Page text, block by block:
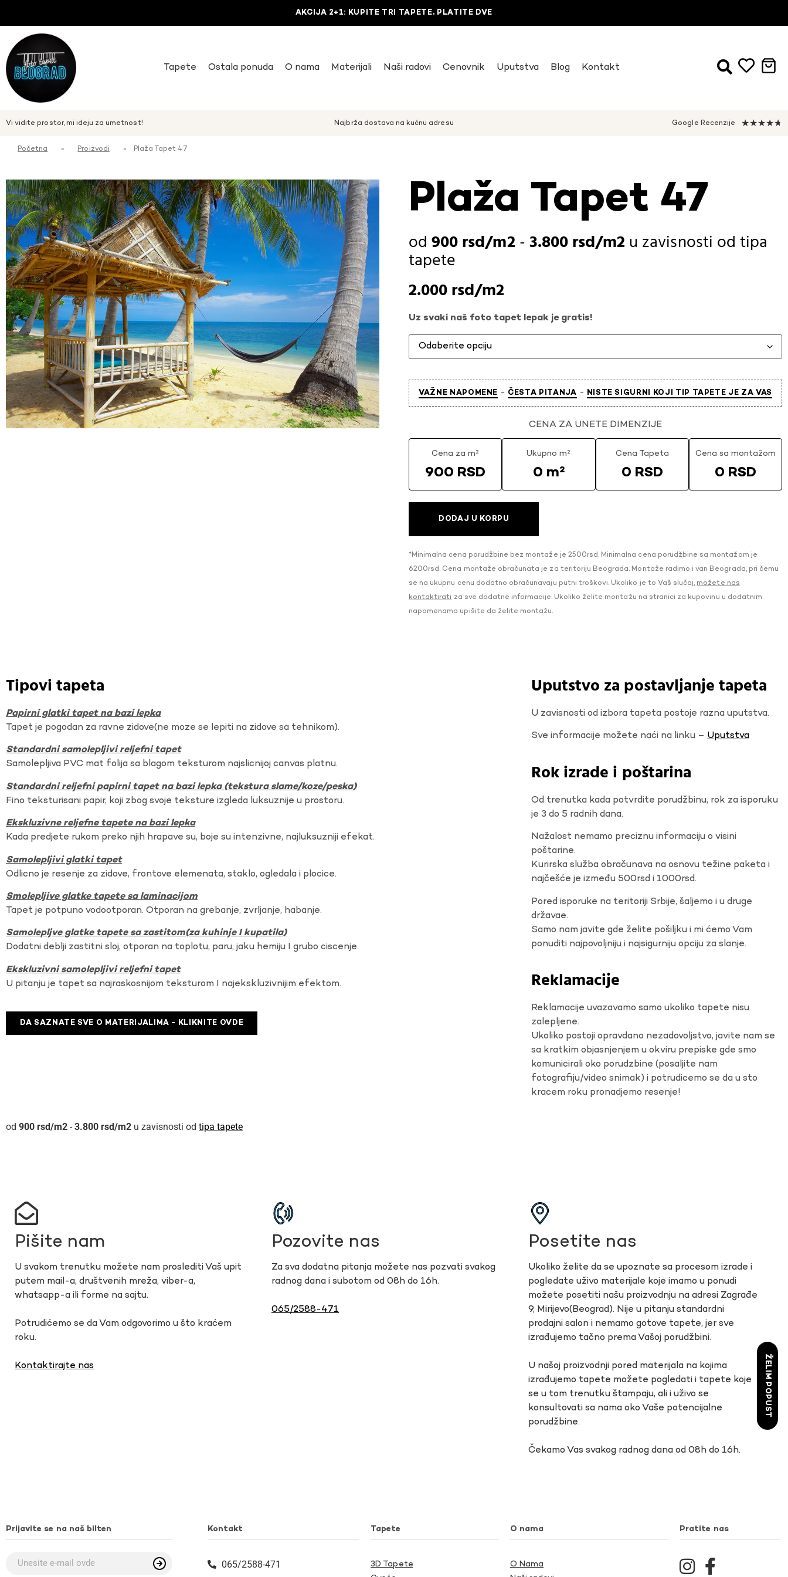
AKCIJA 2+1: KUPITE TRI TAPETE, PLATITE DVE
Tapete Ostala ponuda O nama Materijali Naši radovi Cenovnik Uputstva Blog Kontakt
Vi vidite prostor, mi ideju za umetnost! Najbrža dostava na kućnu adresu Google Recenzije ★★★★★
Početna » Proizvodi » Plaža Tapet 47
Plaža Tapet 47
900rsd -3.800rsd u zavisnosti od tipa
tapete
2.000rsd
Uz svaki naš foto tapet lepak je gratis!
VAŽNE NAPOMENE - ČESTA PITANJA - NISTE SIGURNI KOJI TIP TAPETE JE ZA VAS
CENA ZA UNETE DIMENZIJE
Cena za m²
900 RSD
Ukupno m²
0 m²
Cena Tapeta
0 RSD
Cena sa montažom
0 RSD
DODAJ U KORPU
*Minimalna cena porudžbine bez montaže je 2500rsd. Minimalna cena porudžbine sa montažom je
6200rsd. Cena montaže obračunata je za teritoriju Beograda. Montaže radimo i van Beograda, pri čemu
se na ukupnu cenu dodatno obračunavaju putni troškovi. Ukoliko je to Vaš slučaj, možete nas
kontaktirati za sve dodatne informacije. Ukoliko želite montažu na stranici za kupovinu u dodatnim
napomenama upišite da želite montažu.
Tipovi tapeta
Papirni glatki tapet na bazi lepka
Tapet je pogodan za ravne zidove(ne moze se lepiti na zidove sa tehnikom).
Standardni samolepljivi reljefni tapet
Samolepljiva PVC mat folija sa blagom teksturom najslicnijoj canvas platnu.
Standardni reljefni papirni tapet na bazi lepka (tekstura slame/koze/peska)
Fino teksturisani papir, koji zbog svoje teksture izgleda luksuznije u prostoru.
Ekskluzivne reljefne tapete na bazi lepka
Kada predjete rukom preko njih hrapave su, boje su intenzivne, najluksuzniji efekat.
Samolepljivi glatki tapet
Odlicno je resenje za zidove, frontove elemenata, staklo, ogledala i plocice.
Smolepljive glatke tapete sa laminacijom
Tapet je potpuno vodootporan. Otporan na grebanje, zvrljanje, habanje.
Samolepljve glatke tapete sa zastitom(za kuhinje I kupatila)
Dodatni deblji zastitni sloj, otporan na toplotu, paru, jaku hemiju I grubo ciscenje.
Ekskluzivni samolepljivi reljefni tapet
U pitanju je tapet sa najraskosnijom teksturom I najekskluzivnijim efektom.
DA SAZNATE SVE O MATERIJALIMA - KLIKNITE OVDE
Uputstvo za postavljanje tapeta
U zavisnosti od izbora tapeta postoje razna uputstva.
Sve informacije možete naći na linku – Uputstva
Rok izrade i poštarina
Od trenutka kada potvrdite porudžbinu, rok za isporuku
je 3 do 5 radnih dana.
Nažalost nemamo preciznu informaciju o visini
poštarine.
Kurirska služba obračunava na osnovu težine paketa i
najčešće je između 500rsd i 1000rsd.
Pored isporuke na teritoriji Srbije, šaljemo i u druge
državae.
Samo nam javite gde želite pošiljku i mi ćemo Vam
ponuditi najpovoljniju i najsigurniju opciju za slanje.
Reklamacije
Reklamacije uvazavamo samo ukoliko tapete nisu
zalepljene.
Ukoliko postoji opravdano nezadovoljstvo, javite nam se
sa kratkim objasnjenjem u okviru prepiske gde smo
komunicirali oko porudzbine (posaljite nam
fotografiju/video snimak) i potrudicemo se da u sto
kracem roku pronadjemo resenje!
900 rsd - 3.800 rsd u zavisnosti od tipa tapete
Pišite nam
U svakom trenutku možete nam proslediti Vaš upit
putem mail-a, društvenih mreža, viber-a,
whatsapp-a ili forme na sajtu.
Potrudićemo se da Vam odgovorimo u što kraćem
roku.
Kontaktirajte nas
Pozovite nas
Za sva dodatna pitanja možete nas pozvati svakog
radnog dana i subotom od 08h do 16h.
065/2588-471
Posetite nas
Ukoliko želite da se upoznate sa procesom izrade i
pogledate uživo materijale koje imamo u ponudi
možete posetiti našu proizvodnju na adresi Zagrađe
9, Mirijevo(Beograd). Nije u pitanju standardni
prodajni salon i nemamo gotove tapete, jer sve
izrađujemo tačno prema Vašoj porudžbini.
U našoj proizvodnji pored materijala na kojima
izrađujemo tapete možete pogledati i tapete koje
se u tom trenutku štampaju, ali i uživo se
konsultovati sa nama oko Vaše potencijalne
porudžbine.
Čekamo Vas svakog radnog dana od 08h do 16h.
Prijavite se na naš bilten Kontakt
065/2588-471
Tapete
3D Tapete
O nama
O Nama
Pratite nas
ŽELIM POPUST